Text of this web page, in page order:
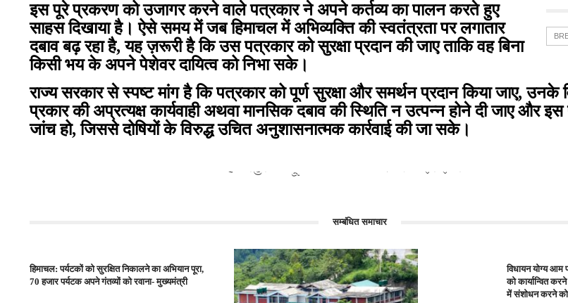
इस पूरे प्रकरण को उजागर करने वाले पत्रकार ने अपने कर्तव्य का पालन करते हुए
साहस दिखाया है। ऐसे समय में जब हिमाचल में अभिव्यक्ति की स्वतंत्रता पर लगातार
दबाव बढ़ रहा है, यह ज़रूरी है कि उस पत्रकार को सुरक्षा प्रदान की जाए ताकि वह बिना
किसी भय के अपने पेशेवर दायित्व को निभा सके।
राज्य सरकार से स्पष्ट मांग है कि पत्रकार को पूर्ण सुरक्षा और समर्थन प्रदान किया जाए, उनके
प्रकार की अप्रत्यक्ष कार्यवाही अथवा मानसिक दबाव की स्थिति न उत्पन्न होने दी जाए और इस
जांच हो, जिससे दोषियों के विरुद्ध उचित अनुशासनात्मक कार्रवाई की जा सके।
सम्बंधित समाचार
हिमाचल: पर्यटकों को सुरक्षित निकालने का अभियान पूरा,
70 हजार पर्यटक अपने गंतव्यों को रवाना- मुख्यमंत्री
विधायन योग्य आम
को कार्यान्वित
में संशोधन करने